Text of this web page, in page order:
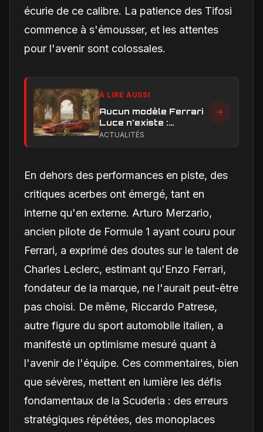
écurie de ce calibre. La patience des Tifosi
commence à s'émousser, et les attentes
pour l'avenir sont colossales.
À LIRE AUSSI
Aucun modèle Ferrari
Luce n'existe :
clarification sur les
ACTUALITÉS
En dehors des performances en piste, des
critiques acerbes ont émergé, tant en
interne qu'en externe. Arturo Merzario,
ancien pilote de Formule 1 ayant couru pour
Ferrari, a exprimé des doutes sur le talent de
Charles Leclerc, estimant qu'Enzo Ferrari,
fondateur de la marque, ne l'aurait peut-être
pas choisi. De même, Riccardo Patrese,
autre figure du sport automobile italien, a
manifesté un optimisme mesuré quant à
l'avenir de l'équipe. Ces commentaires, bien
que sévères, mettent en lumière les défis
fondamentaux de la Scuderia : des erreurs
stratégiques répétées, des monoplaces